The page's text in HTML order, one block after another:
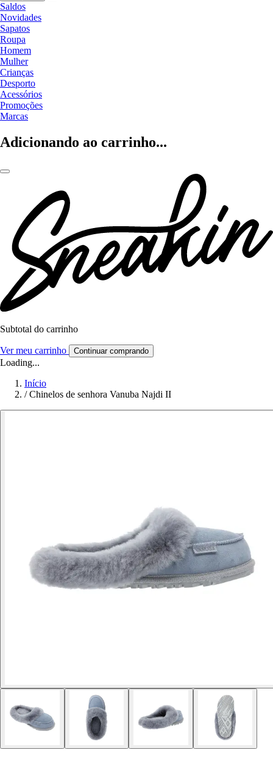
Saldos
Novidades
Sapatos
Roupa
Homem
Mulher
Crianças
Desporto
Acessórios
Promoções
Marcas
Adicionando ao carrinho...
Subtotal do carrinho
Ver meu carrinho Continuar comprando
Loading...
Início
/ Chinelos de senhora Vanuba Najdi II